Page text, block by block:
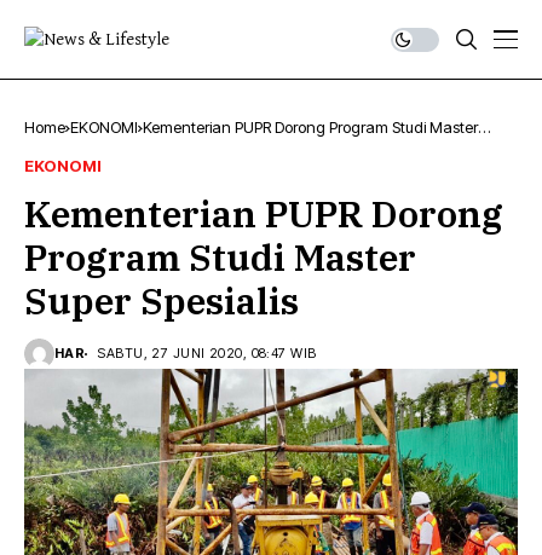
Home EKONOMI Kementerian PUPR Dorong Program Studi Master
EKONOMI
Kementerian PUPR Dorong
Program Studi Master
Super Spesialis
HAR SABTU, 27 JUNI 2020, 08:47 WIB